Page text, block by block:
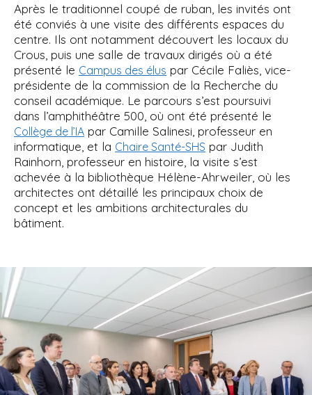
Après le traditionnel coupé de ruban, les invités ont
été conviés à une visite des différents espaces du
centre. Ils ont notamment découvert les locaux du
Crous, puis une salle de travaux dirigés où a été
présenté le Campus des élus par Cécile Faliès, vice-
présidente de la commission de la Recherche du
conseil académique. Le parcours s’est poursuivi
dans l’amphithéâtre 500, où ont été présenté le
Collège de l’IA par Camille Salinesi, professeur en
informatique, et la Chaire Santé-SHS par Judith
Rainhorn, professeur en histoire, la visite s’est
achevée à la bibliothèque Hélène-Ahrweiler, où les
architectes ont détaillé les principaux choix de
concept et les ambitions architecturales du
bâtiment.